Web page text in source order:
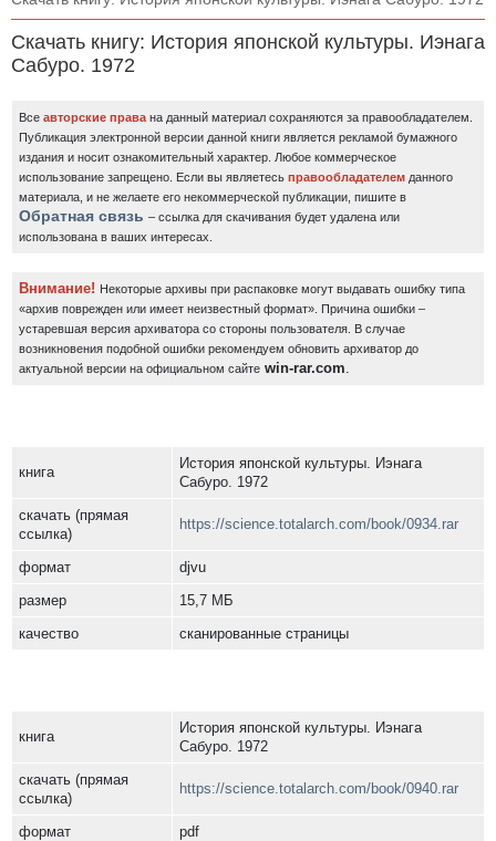
Скачать книгу: История японской культуры. Иэнага
Сабуро. 1972
Все авторские права на данный материал сохраняются за правообладателем.
Публикация электронной версии данной книги является рекламой бумажного
издания и носит ознакомительный характер. Любое коммерческое
использование запрещено. Если вы являетесь правообладателем данного
материала, и не желаете его некоммерческой публикации, пишите в
Обратная связь – ссылка для скачивания будет удалена или
использована в ваших интересах.
Внимание! Некоторые архивы при распаковке могут выдавать ошибку типа
«архив поврежден или имеет неизвестный формат». Причина ошибки –
устаревшая версия архиватора со стороны пользователя. В случае
возникновения подобной ошибки рекомендуем обновить архиватор до
актуальной версии на официальном сайте win-rar.com.
книга
История японской культуры. Иэнага
Сабуро. 1972
скачать (прямая
ссылка)
https://science.totalarch.com/book/0934.rar
формат
djvu
размер
15,7 МБ
качество
сканированные страницы
книга
История японской культуры. Иэнага
Сабуро. 1972
скачать (прямая
ссылка)
https://science.totalarch.com/book/0940.rar
формат
pdf